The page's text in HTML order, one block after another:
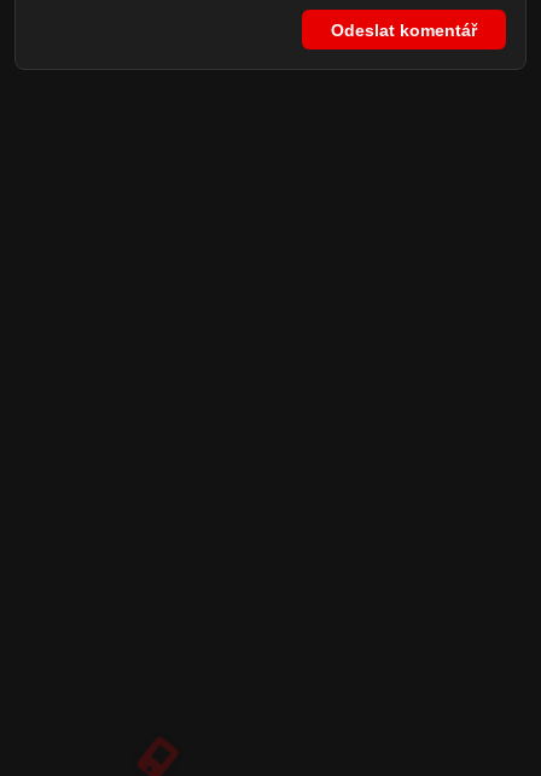
Odeslat komentář